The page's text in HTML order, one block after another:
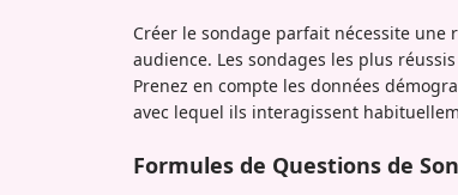
Créer le sondage parfait nécessite
audience. Les sondages les plus
Prenez en compte les données
avec lequel ils interagissent
Formules de Questions de